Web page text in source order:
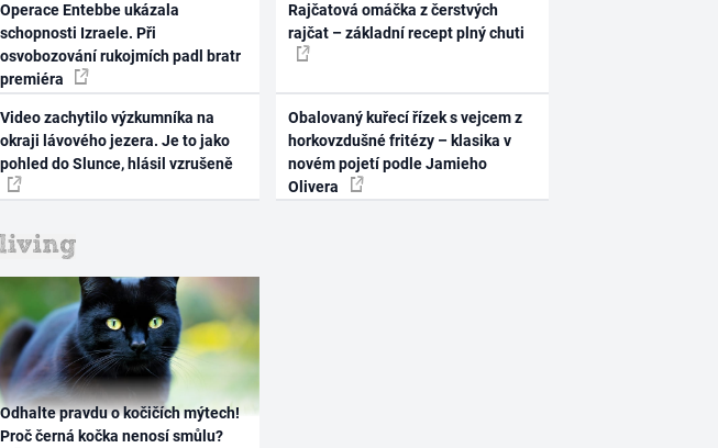
Operace Entebbe ukázala
schopnosti Izraele. Při
osvobozování rukojmích padl bratr
premiéra
Video zachytilo výzkumníka na
okraji lávového jezera. Je to jako
pohled do Slunce, hlásil vzrušeně
Rajčatová omáčka z čerstvých
rajčat – základní recept plný chuti
Obalovaný kuřecí řízek s vejcem z
horkovzdušné fritézy – klasika v
novém pojetí podle Jamieho
Olivera
Odhalte pravdu o kočičích mýtech!
Proč černá kočka nenosí smůlu?